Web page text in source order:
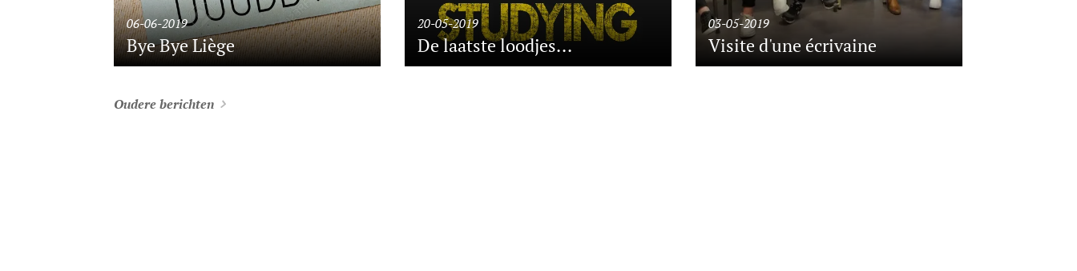
06-06-2019
Bye Bye Liège
20-05-2019
De laatste loodjes...
03-05-2019
Visite d'une écrivaine
Oudere berichten